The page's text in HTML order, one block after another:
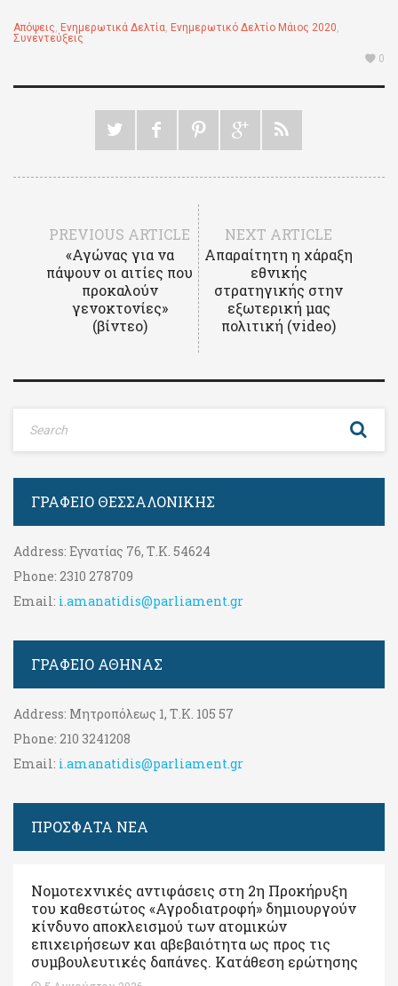
Απόψεις, Ενημερωτικά Δελτία, Ενημερωτικό Δελτίο Μάιος 2020,
Συνεντεύξεις
0
PREVIOUS ARTICLE
«Αγώνας για να
πάψουν οι αιτίες που
προκαλούν
γενοκτονίες»
(βίντεο)
NEXT ARTICLE
Απαραίτητη η χάραξη
εθνικής
στρατηγικής στην
εξωτερική μας
πολιτική (video)
ΓΡΑΦΕΊΟ ΘΕΣΣΑΛΟΝΊΚΗΣ
Address: Εγνατίας 76, Τ.Κ. 54624
Phone: 2310 278709
Email: i.amanatidis@parliament.gr
ΓΡΑΦΕΊΟ ΑΘΉΝΑΣ
Address: Μητροπόλεως 1, Τ.Κ. 105 57
Phone: 210 3241208
Email: i.amanatidis@parliament.gr
ΠΡΟΣΦΑΤΑ ΝΕΑ
Νομοτεχνικές αντιφάσεις στη 2η Προκήρυξη
του καθεστώτος «Αγροδιατροφή» δημιουργούν
κίνδυνο αποκλεισμού των ατομικών
επιχειρήσεων και αβεβαιότητα ως προς τις
συμβουλευτικές δαπάνες. Κατάθεση ερώτησης